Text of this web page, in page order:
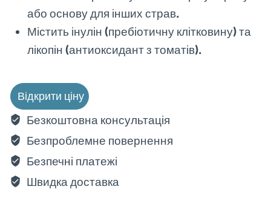
або основу для інших страв.
Містить інулін (пребіотичну клітковину) та
лікопін (антиоксидант з томатів).
Відкрити ціну
Безкоштовна консультація
Безпроблемне повернення
Безпечні платежі
Швидка доставка